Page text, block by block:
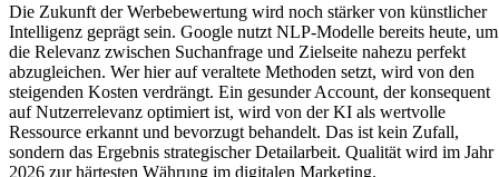
Die Zukunft der Werbebewertung wird noch stärker von künstlicher
Intelligenz geprägt sein. Google nutzt NLP-Modelle bereits heute, um
die Relevanz zwischen Suchanfrage und Zielseite nahezu perfekt
abzugleichen. Wer hier auf veraltete Methoden setzt, wird von den
steigenden Kosten verdrängt. Ein gesunder Account, der konsequent
auf Nutzerrelevanz optimiert ist, wird von der KI als wertvolle
Ressource erkannt und bevorzugt behandelt. Das ist kein Zufall,
sondern das Ergebnis strategischer Detailarbeit. Qualität wird im Jahr
2026 zur härtesten Währung im digitalen Marketing.